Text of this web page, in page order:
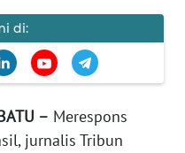
di:
– Merespons
jurnalis Tribun